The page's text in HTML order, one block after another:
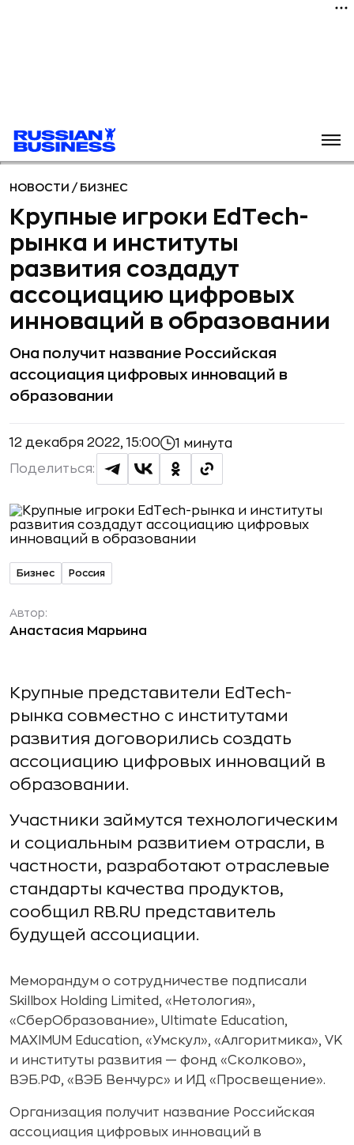
НОВОСТИ / БИЗНЕС
Крупные игроки EdTech-
рынка и институты
развития создадут
ассоциацию цифровых
инноваций в образовании
Она получит название Российская
ассоциация цифровых инноваций в
образовании
12 декабря 2022, 15:00 1 минута
Поделиться:
Бизнес Россия
Автор:
Анастасия Марьина
Крупные представители EdTech-
рынка совместно с институтами
развития договорились создать
ассоциацию цифровых инноваций в
образовании.
Участники займутся технологическим
и социальным развитием отрасли, в
частности, разработают отраслевые
стандарты качества продуктов,
сообщил RB.RU представитель
будущей ассоциации.
Меморандум о сотрудничестве подписали
Skillbox Holding Limited, «Нетология»,
«СберОбразование», Ultimate Education,
MAXIMUM Education, «Умскул», «Алгоритмика», VK
и институты развития — фонд «Сколково»,
ВЭБ.РФ, «ВЭБ Венчурс» и ИД «Просвещение».
Организация получит название Российская
ассоциация цифровых инноваций в